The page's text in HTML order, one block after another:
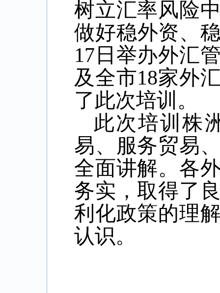
树立汇率风险
做好稳外资、
17日举办外汇
及全市18家外
了此次培训。
此次培训株
易、服务贸易
全面讲解。 各
务实，取得了
利化政策的理
认识。